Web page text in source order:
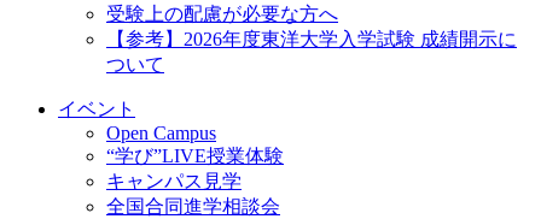
受験上の配慮が必要な方へ
【参考】2026年度東洋大学入学試験 成績開示に
ついて
イベント
Open Campus
“学び”LIVE授業体験
キャンパス見学
全国合同進学相談会